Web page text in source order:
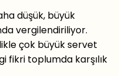
düşük, büyük
vergilendiriliyor.
çok büyük servet
fikri toplumda karşılık